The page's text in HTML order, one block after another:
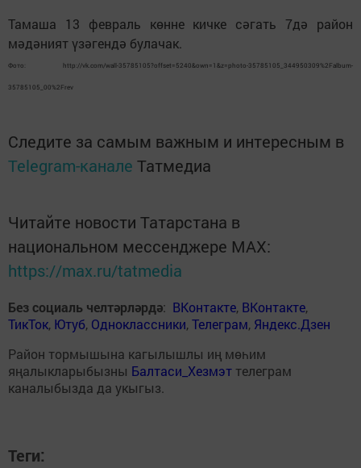
Тамаша 13 февраль көнне кичке сәгать 7дә район
мәдәният үзәгендә булачак.
Фото: http://vk.com/wall-35785105?offset=5240&own=1&z=photo-35785105_344950309%2Falbum-
35785105_00%2Frev
Следите за самым важным и интересным в
Telegram-канале Татмедиа
Читайте новости Татарстана в
национальном мессенджере MАХ:
https://max.ru/tatmedia
Без социаль челтәрләрдә: ВКонтакте, ВКонтакте,
ТикТок, Ютуб, Одноклассники,Телеграм, Яндекс.Дзен
Район тормышына кагылышлы иң мөһим
яңалыкларыбызны Балтаси_Хезмэт телеграм
каналыбызда да укыгыз.
Теги: